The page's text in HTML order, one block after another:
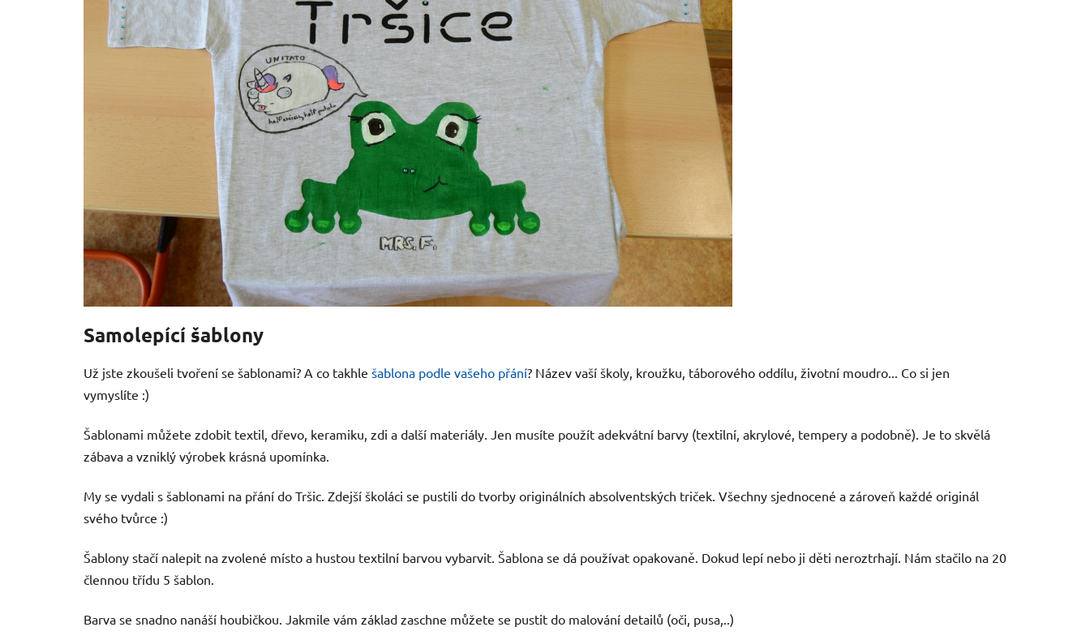
Samolepící šablony
Už jste zkoušeli tvoření se šablonami? A co takhle šablona podle vašeho přání? Název vaší školy, kroužku, táborového oddílu, životní moudro... Co si jen
vymyslíte :)
Šablonami můžete zdobit textil, dřevo, keramiku, zdi a další materiály. Jen musíte použít adekvátní barvy (textilní, akrylové, tempery a podobně). Je to skvělá
zábava a vzniklý výrobek krásná upomínka.
My se vydali s šablonami na přání do Tršic. Zdejší školáci se pustili do tvorby originálních absolventských triček. Všechny sjednocené a zároveň každé originál
svého tvůrce :)
Šablony stačí nalepit na zvolené místo a hustou textilní barvou vybarvit. Šablona se dá používat opakovaně. Dokud lepí nebo ji děti neroztrhají. Nám stačilo na 20
člennou třídu 5 šablon.
Barva se snadno nanáší houbičkou. Jakmile vám základ zaschne můžete se pustit do malování detailů (oči, pusa,..)